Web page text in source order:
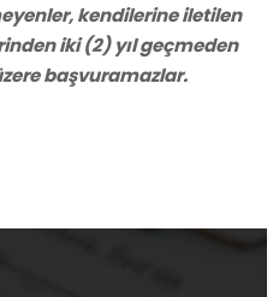
kendilerine iletilen
iki (2) yıl geçmeden
başvuramazlar.